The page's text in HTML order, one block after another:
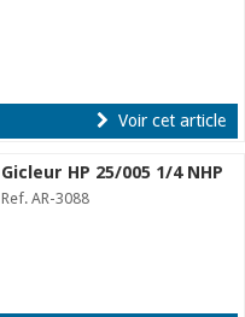
Voir cet article
Gicleur HP 25/005 1/4 NHP
Ref. AR-3088